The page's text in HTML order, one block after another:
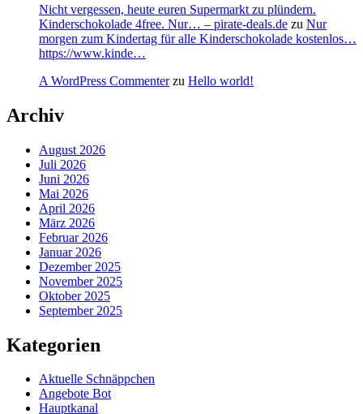
Nicht vergessen, heute euren Supermarkt zu plündern.
Kinderschokolade 4free. Nur… – pirate-deals.de zu Nur
morgen zum Kindertag für alle Kinderschokolade kostenlos…
https://www.kinde…
A WordPress Commenterzu Hello world!
Archiv
August 2026
Juli 2026
Juni 2026
Mai 2026
April 2026
März 2026
Februar 2026
Januar 2026
Dezember 2025
November 2025
Oktober 2025
September 2025
Kategorien
Aktuelle Schnäppchen
Angebote Bot
Hauptkanal